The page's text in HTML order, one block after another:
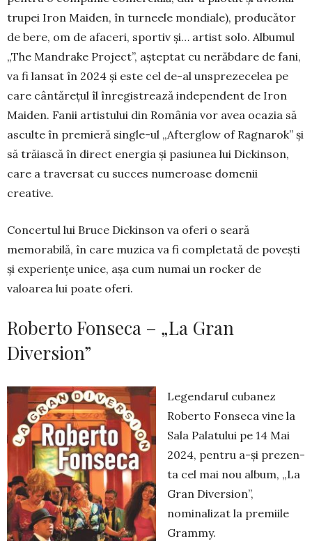
trupei Iron Maiden, în turneele mondiale), producător
de bere, om de afaceri, spor­tiv și… artist solo. Albumul
„The Mandrake Pro­ject”, așteptat cu nerăbdare de fani,
va fi lansat în 2024 și este cel de-al unsprezecelea pe
care cân­tă­rețul îl înregistrează independent de Iron
Maiden. Fa­nii artistului din România vor avea ocazia să
as­culte în premieră single-ul „Afterglow of Rag­narok” și
să trăiască în direct energia și pasiunea lui Dickinson,
care a traversat cu succes numeroase domenii
creative.
Concertul lui Bruce Dickinson va oferi o seară
memorabilă, în care muzica va fi completată de povești
și experiențe unice, așa cum numai un rocker de
valoarea lui poate oferi.
Roberto Fonseca – „La Gran
Diversion”
Legendarul cubanez
Roberto Fonseca vine la
Sala Palatului pe 14 Mai
2024, pentru a-și pre­zen­
ta cel mai nou al­bum, „La
Gran Diver­sion”,
nominalizat la premiile
Grammy.